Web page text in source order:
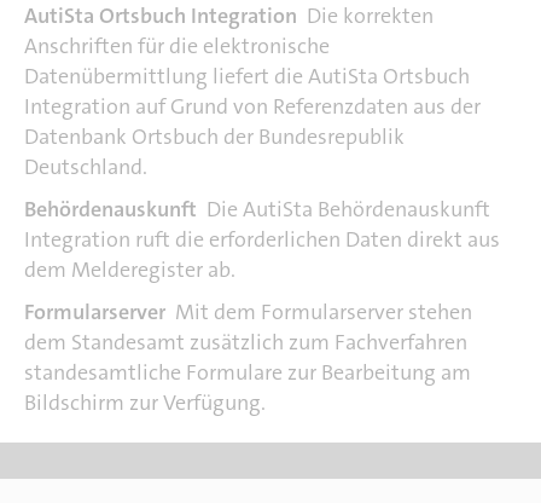
AutiSta Ortsbuch Integration Die korrekten
Anschriften für die elektronische
Datenübermittlung liefert die AutiSta Ortsbuch
Integration auf Grund von Referenzdaten aus der
Datenbank Ortsbuch der Bundesrepublik
Deutschland.
Behördenauskunft Die AutiSta Behördenauskunft
Integration ruft die erforderlichen Daten direkt aus
dem Melderegister ab.
Formularserver Mit dem Formularserver stehen
dem Standesamt zusätzlich zum Fachverfahren
standesamtliche Formulare zur Bearbeitung am
Bildschirm zur Verfügung.